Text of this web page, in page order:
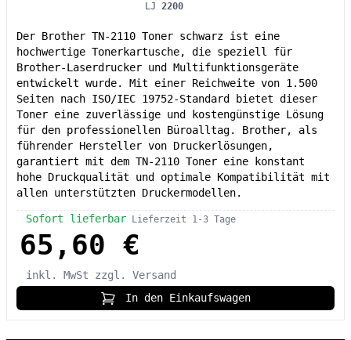
LJ 2200
Der Brother TN-2110 Toner schwarz ist eine
hochwertige Tonerkartusche, die speziell für
Brother-Laserdrucker und Multifunktionsgeräte
entwickelt wurde. Mit einer Reichweite von 1.500
Seiten nach ISO/IEC 19752-Standard bietet dieser
Toner eine zuverlässige und kostengünstige Lösung
für den professionellen Büroalltag. Brother, als
führender Hersteller von Druckerlösungen,
garantiert mit dem TN-2110 Toner eine konstant
hohe Druckqualität und optimale Kompatibilität mit
allen unterstützten Druckermodellen.
Sofort lieferbar Lieferzeit 1-3 Tage
65,60 €
inkl. MwSt
zzgl. Versand
In den Einkaufswagen